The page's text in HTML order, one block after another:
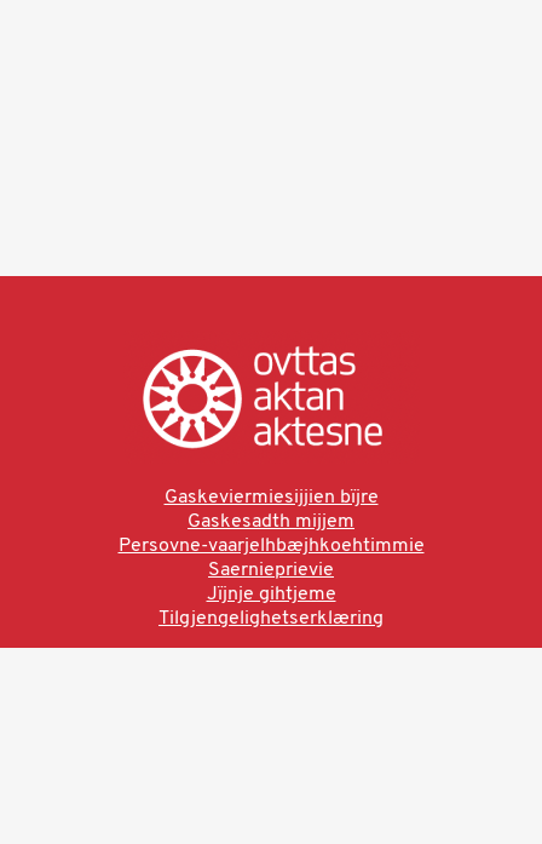
Gaskeviermiesijjien bïjre
Gaskesadth mijjem
Persovne-vaarjelhbæjhkoehtimmie
Saernieprievie
Jïjnje gihtjeme
Tilgjengelighetserklæring